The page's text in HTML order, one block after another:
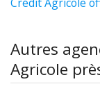
Autres
Agricole